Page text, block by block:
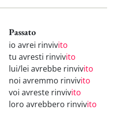
Passato
io avrei rinvivito
tu avresti rinvivito
lui/lei avrebbe rinvivito
noi avremmo rinvivito
voi avreste rinvivito
loro avrebbero rinvivito